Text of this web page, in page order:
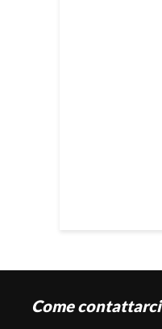
Come contattarci